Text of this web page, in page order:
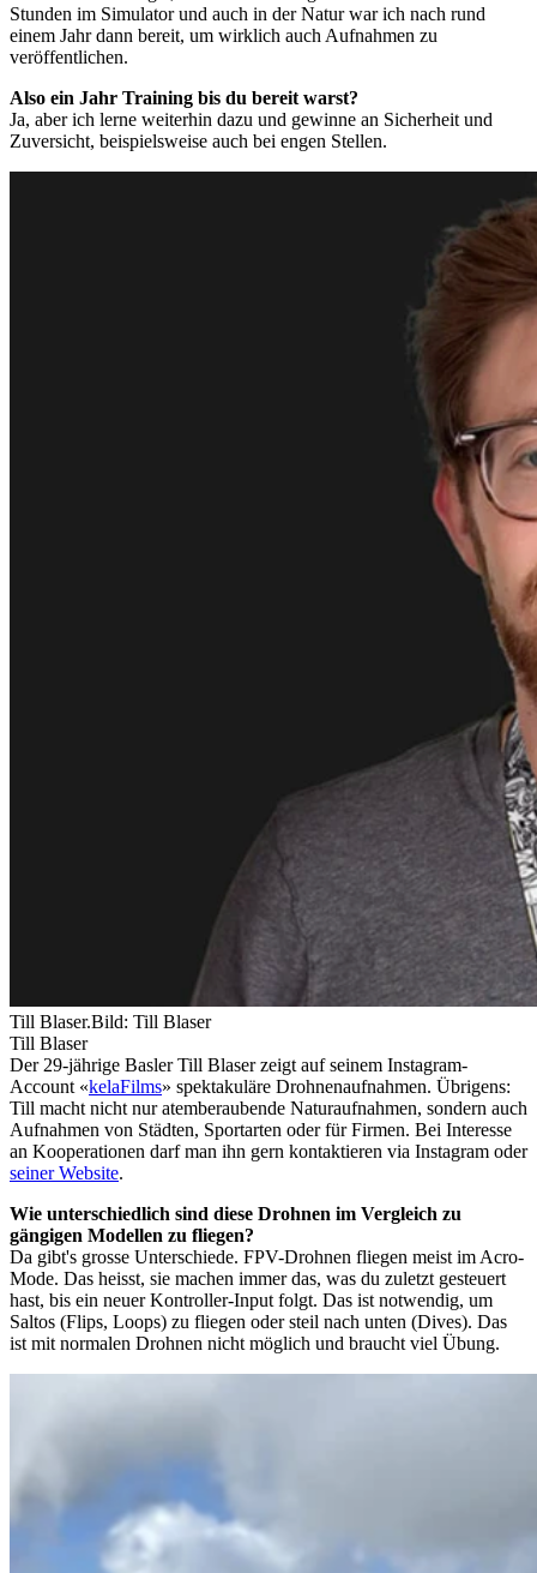
Stunden im Simulator und auch in der Natur war ich nach rund
einem Jahr dann bereit, um wirklich auch Aufnahmen zu
veröffentlichen.
Also ein Jahr Training bis du bereit warst?
Ja, aber ich lerne weiterhin dazu und gewinne an Sicherheit und
Zuversicht, beispielsweise auch bei engen Stellen.
Till Blaser.Bild: Till Blaser
Till Blaser
Der 29-jährige Basler Till Blaser zeigt auf seinem Instagram-
Account «kelaFilms» spektakuläre Drohnenaufnahmen. Übrigens:
Till macht nicht nur atemberaubende Naturaufnahmen, sondern auch
Aufnahmen von Städten, Sportarten oder für Firmen. Bei Interesse
an Kooperationen darf man ihn gern kontaktieren via Instagram oder
seiner Website.
Wie unterschiedlich sind diese Drohnen im Vergleich zu
gängigen Modellen zu fliegen?
Da gibt's grosse Unterschiede. FPV-Drohnen fliegen meist im Acro-
Mode. Das heisst, sie machen immer das, was du zuletzt gesteuert
hast, bis ein neuer Kontroller-Input folgt. Das ist notwendig, um
Saltos (Flips, Loops) zu fliegen oder steil nach unten (Dives). Das
ist mit normalen Drohnen nicht möglich und braucht viel Übung. ​